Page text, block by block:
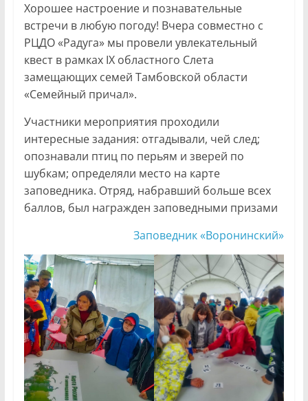
Хорошее настроение и познавательные
встречи в любую погоду! Вчера совместно с
РЦДО «Радуга» мы провели увлекательный
квест в рамках IX областного Слета
замещающих семей Тамбовской области
«Семейный причал».
Участники мероприятия проходили
интересные задания: отгадывали, чей след;
опознавали птиц по перьям и зверей по
шубкам; определяли место на карте
заповедника. Отряд, набравший больше всех
баллов, был награжден заповедными призами
Заповедник «Воронинский»